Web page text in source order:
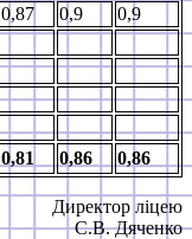
0,87 0,9
0,9
0,81 0,86 0,86
Директор ліцею
С.В. Дяченко